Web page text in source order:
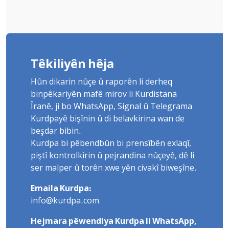
Têkiliyên hêja
Hûn dikarin nûçe û raporên li derheq
binpêkariyên mafê mirov li Kurdistana
Îranê, ji bo WhatsApp, Signal û Telegrama
Kurdpayê bişînin û di belavkirina wan de
beşdar bibin.
Kurdpa bi pêbendbûn bi prensîbên exlaqî,
piştî kontrolkirin û pejrandina nûçeyê, dê li
ser malper û torên xwe yên civakî biweşîne.
Emaila Kurdpa:
info@kurdpa.com
Hejmara pêwendiya Kurdpa li WhatsApp,